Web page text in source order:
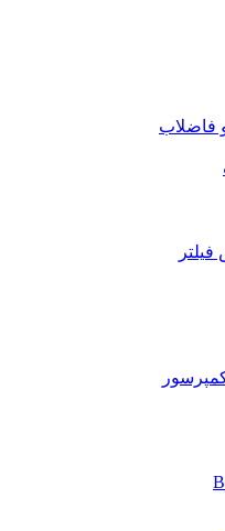
فاضلاب